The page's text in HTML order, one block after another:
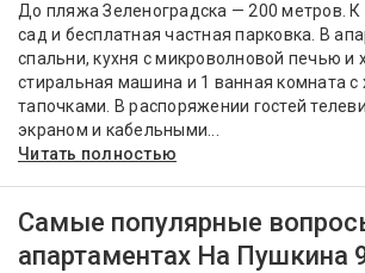
До пляжа Зеленоградска — 200 метров. К
сад и бесплатная частная парковка. В
спальни, кухня с микроволновой печью и
стиральная машина и 1 ванная комната с
тапочками. В распоряжении гостей
экраном и кабельными...
Читать полностью
Самые популярные
апартаментах На Пушкина